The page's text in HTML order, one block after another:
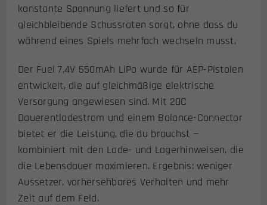
konstante Spannung liefert und so für
gleichbleibende Schussraten sorgt, ohne dass du
während eines Spiels mehrfach wechseln musst.
Der Fuel 7,4V 550mAh LiPo wurde für AEP-Pistolen
entwickelt, die auf gleichmäßige elektrische
Versorgung angewiesen sind. Mit 20C
Dauerentladestrom und einem Balance-Connector
bietet er die Leistung, die du brauchst —
kombiniert mit den Lade- und Lagerhinweisen, die
die Lebensdauer maximieren. Ergebnis: weniger
Aussetzer, vorhersehbares Verhalten und mehr
Zeit auf dem Feld.